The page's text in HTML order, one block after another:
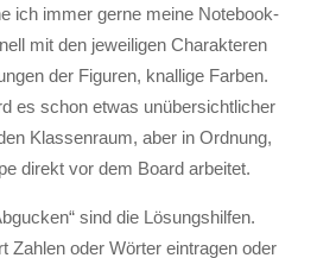
ich immer gerne meine Notebook-
mit den jeweiligen Charakteren
der Figuren, knallige Farben.
es schon etwas unübersichtlicher
Klassenraum, aber in Ordnung,
direkt vor dem Board arbeitet.
sind die Lösungshilfen.
Zahlen oder Wörter eintragen oder